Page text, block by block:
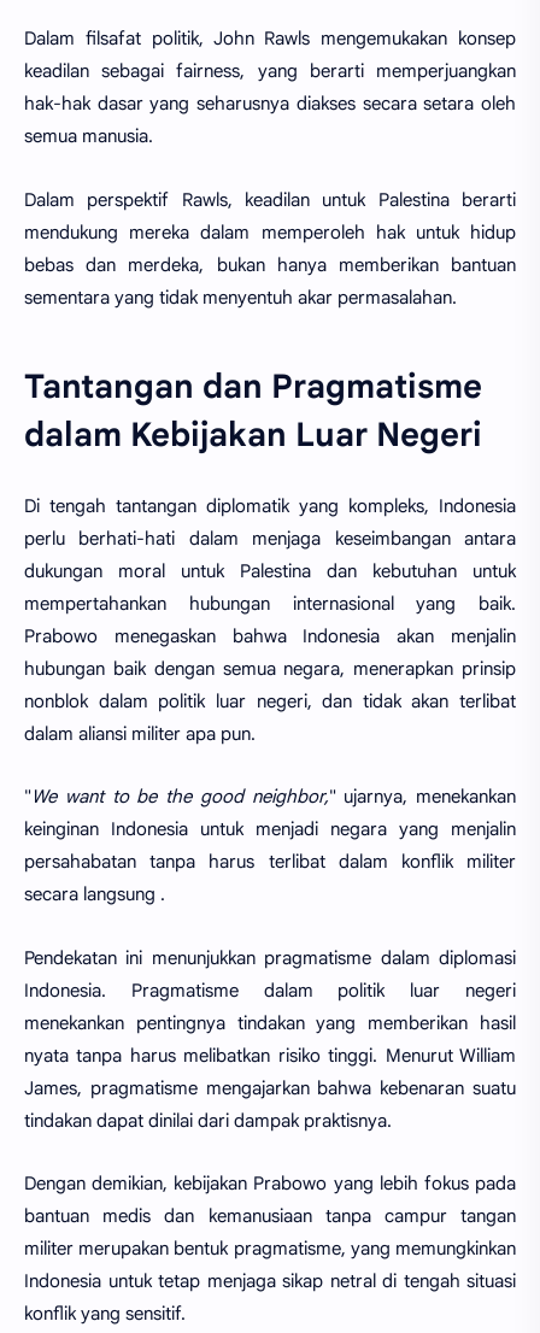
Dalam filsafat politik, John Rawls mengemukakan konsep
keadilan sebagai fairness, yang berarti memperjuangkan
hak-hak dasar yang seharusnya diakses secara setara oleh
semua manusia.
Dalam perspektif Rawls, keadilan untuk Palestina berarti
mendukung mereka dalam memperoleh hak untuk hidup
bebas dan merdeka, bukan hanya memberikan bantuan
sementara yang tidak menyentuh akar permasalahan.
Tantangan dan Pragmatisme
dalam Kebijakan Luar Negeri
Di tengah tantangan diplomatik yang kompleks, Indonesia
perlu berhati-hati dalam menjaga keseimbangan antara
dukungan moral untuk Palestina dan kebutuhan untuk
mempertahankan hubungan internasional yang baik.
Prabowo menegaskan bahwa Indonesia akan menjalin
hubungan baik dengan semua negara, menerapkan prinsip
nonblok dalam politik luar negeri, dan tidak akan terlibat
dalam aliansi militer apa pun.
"We want to be the good neighbor," ujarnya, menekankan
keinginan Indonesia untuk menjadi negara yang menjalin
persahabatan tanpa harus terlibat dalam konflik militer
secara langsung .
Pendekatan ini menunjukkan pragmatisme dalam diplomasi
Indonesia. Pragmatisme dalam politik luar negeri
menekankan pentingnya tindakan yang memberikan hasil
nyata tanpa harus melibatkan risiko tinggi. Menurut William
James, pragmatisme mengajarkan bahwa kebenaran suatu
tindakan dapat dinilai dari dampak praktisnya.
Dengan demikian, kebijakan Prabowo yang lebih fokus pada
bantuan medis dan kemanusiaan tanpa campur tangan
militer merupakan bentuk pragmatisme, yang memungkinkan
Indonesia untuk tetap menjaga sikap netral di tengah situasi
konflik yang sensitif.